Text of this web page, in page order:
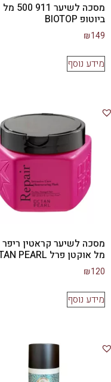
מסכה לשיער 911 500 מל
ביוטופ BIOTOP
₪149
מידע נוסף
מל אוקטן פרל OCTAN PEARL
₪120
מידע נוסף